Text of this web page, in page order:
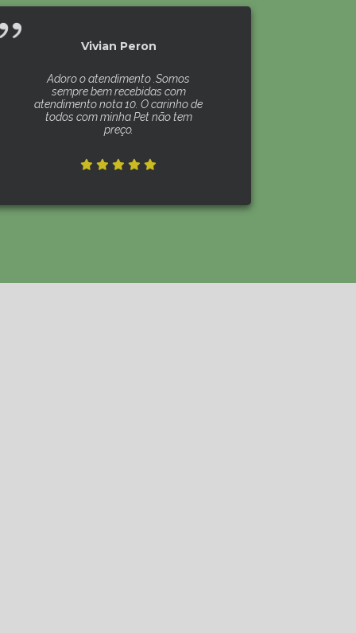
Vivian Peron
Adoro o atendimento .Somos
sempre bem recebidas com
atendimento nota 10. O carinho de
todos com minha Pet não tem
preço.